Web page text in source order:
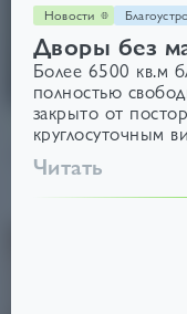
Статьи Благоустройство
Экопарк
Читать
Новости
Дворы без
Более 6500 кв.м
полностью
закрыто от
круглосуточным
Читать